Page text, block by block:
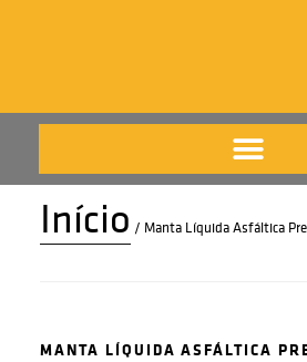
Início / Manta Líquida Asfáltica
MANTA LÍQUIDA ASFÁLTICA